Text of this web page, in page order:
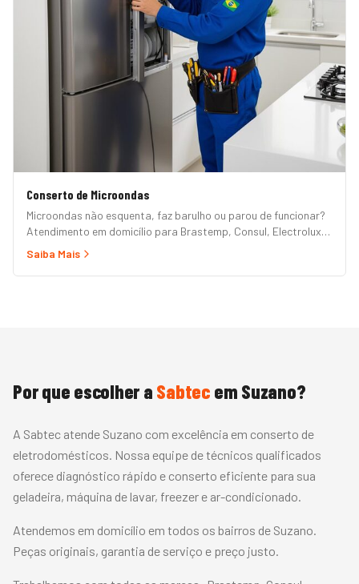
Conserto de Microondas
Microondas não esquenta, faz barulho ou parou de funcionar?
Atendimento em domicílio para Brastemp, Consul, Electrolux,
Panasonic, LG, Samsung, Midea, Philco e Mondial. Conserto
Saiba Mais
Por que escolher a Sabtec em Suzano?
A Sabtec atende Suzano com excelência em conserto de
eletrodomésticos. Nossa equipe de técnicos qualificados
oferece diagnóstico rápido e conserto eficiente para sua
geladeira, máquina de lavar, freezer e ar-condicionado.
Atendemos em domicílio em todos os bairros de Suzano.
Peças originais, garantia de serviço e preço justo.